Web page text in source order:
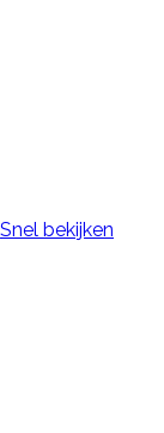
Snel bekijken